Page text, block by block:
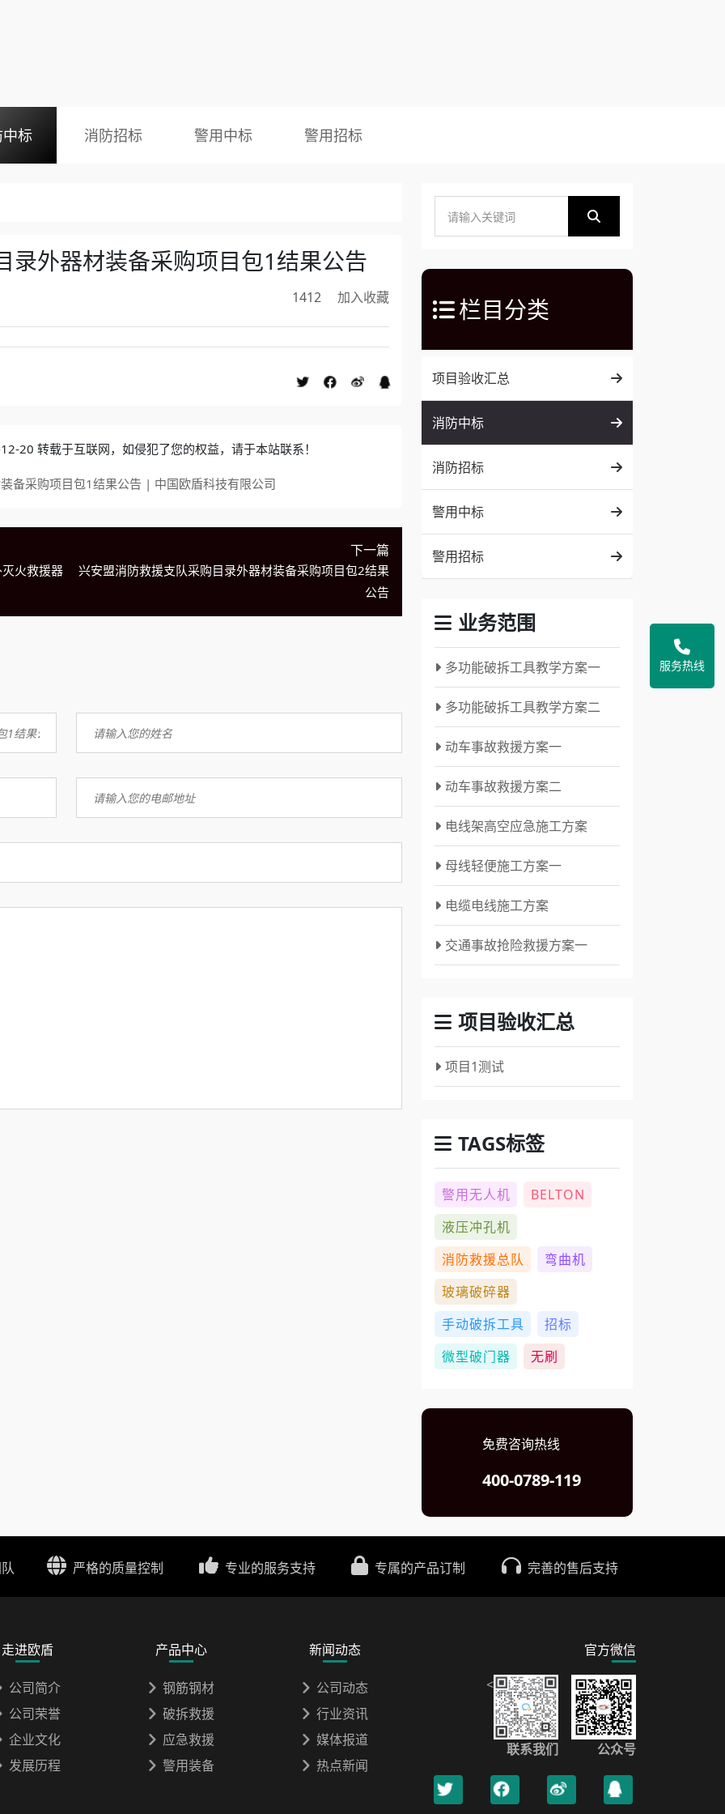
标 消防招标 警用中标 警用招标
录外器材装备采购项目包1结果公告
1412 加入收藏
20 转载于互联网，如侵犯了您的权益，请于本站联系！
备采购项目包1结果公告 | 中国欧盾科技有限公司
火救援器
下一篇
兴安盟消防救援支队采购目录外器材装备采购项目包2结果
公告
栏目分类
项目验收汇总
消防中标
消防招标
警用中标
警用招标
业务范围
多功能破拆工具教学方案一
多功能破拆工具教学方案二
动车事故救援方案一
动车事故救援方案二
电线架高空应急施工方案
母线轻便施工方案一
电缆电线施工方案
交通事故抢险救援方案一
项目验收汇总
项目1测试
TAGS标签
警用无人机
BELTON
液压冲孔机
消防救援总队
弯曲机
玻璃破碎器
手动破拆工具
招标
微型破门器
无刷
免费咨询热线
400-0789-119
严格的质量控制 专业的服务支持 专属的产品订制 完善的售后支持
走进欧盾
公司简介
公司荣誉
企业文化
发展历程
产品中心
钢筋钢材
破拆救援
应急救援
警用装备
新闻动态
公司动态
行业资讯
媒体报道
热点新闻
官方微信
<
联系我们 公众号
服务热线